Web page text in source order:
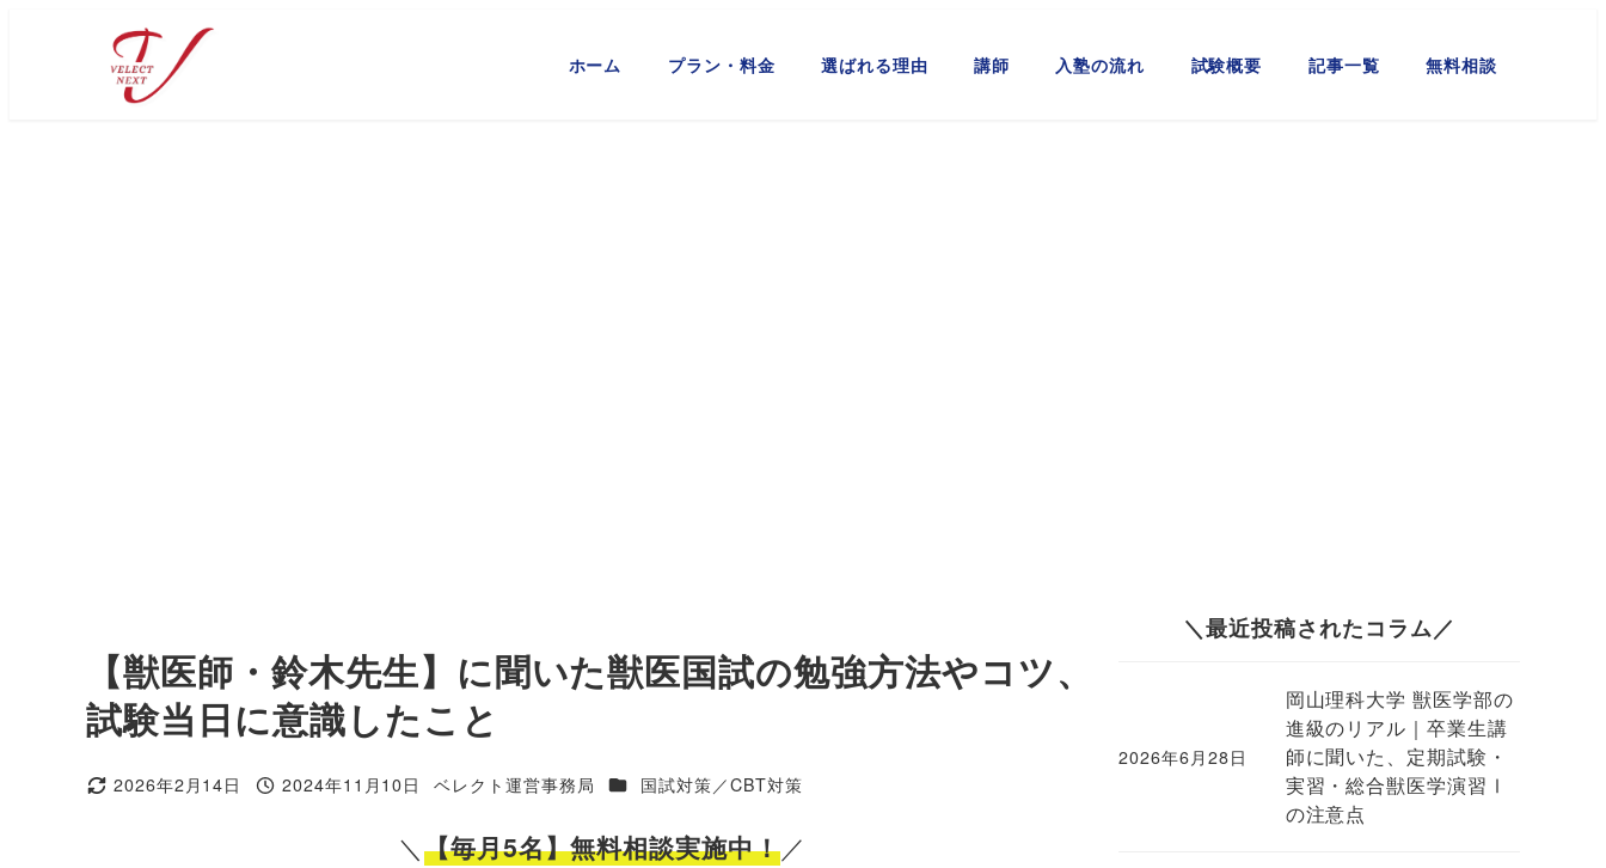
ホーム プラン・料金 選ばれる理由 講師 入塾の流れ 試験概要 記事一覧 無料相談
【獣医師・鈴木先生】に聞いた獣医国試の勉強方法やコツ、
試験当日に意識したこと
更新日2026年2月14日 投稿日2024年11月10日
著
ベレクト運営事務局 カテゴリー
国試対策／CBT対策
＼ 【毎月5名】無料相談実施中！／
＼最近投稿されたコラム／
岡山理科大学 獣医学部の
進級のリアル｜卒業生講
師に聞いた、定期試験・
実習・総合獣医学演習Ⅰ
の注意点
投稿日
2026年6月28日